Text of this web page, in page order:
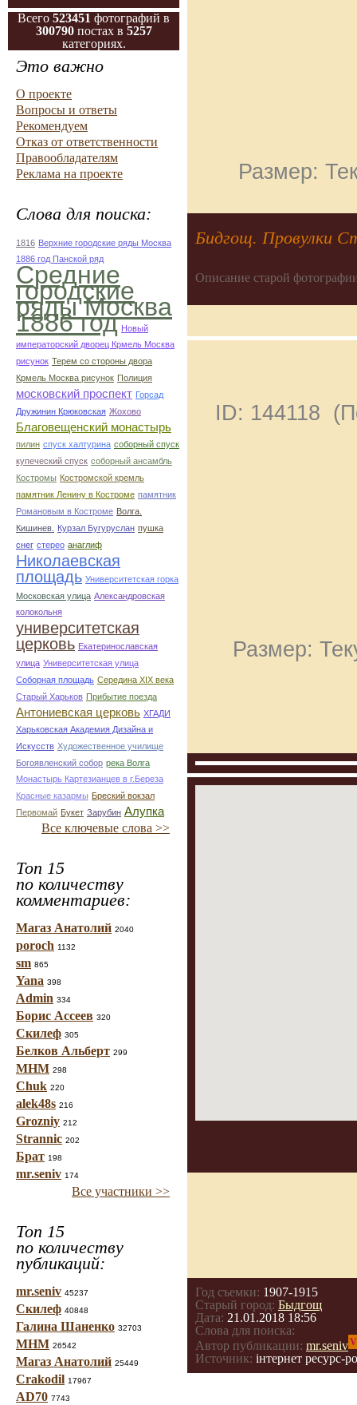
Всего 523451 фотографий в
300790постах в 5257
категориях.
Это важно
О проекте
Вопросы и ответы
Рекомендуем
Отказ от ответственности
Правообладателям
Реклама на проекте
Слова для поиска:
1816 Верхние городские ряды Москва
1886 год Панской ряд
Средние
городские
ряды Москва
1886 год Новый
императорский дворец Крмель Москва
рисунок Терем со стороны двора
Крмель Москва рисунок Полиция
московский проспект Горсад
Дружинин Крюковская Жохово
Благовещенский монастырь
пилин спуск халтурина соборный спуск
купеческий спуск соборный ансамбль
Костромы Костромской кремль
памятник Ленину в Костроме памятник
Романовым в Костроме Волга.
Кишинев.
Курзал Бугуруслан пушка
снег стерео анаглиф
Николаевская
площадь Университетская горка
Московская улица Александровская
колокольня
университетская
церковь Екатеринославская
улица Университетская улица
Соборная площадь Середина XIX века
Старый Харьков Прибытие поезда
Антониевская церковь ХГАДИ
Харьковская Академия Дизайна и
Искусств Художественное училище
Богоявленский собор река Волга
Монастырь Картезианцев в г.Береза
Красные казармы Бреский вокзал
Первомай Букет Зарубин Алупка
Все ключевые слова >>
Топ 15
по количеству
комментариев:
Магаз Анатолий 2040
poroch 1132
sm 865
Yana 398
Admin 334
Борис Ассеев 320
Скилеф 305
Белков Альберт 299
МНМ 298
Chuk 220
alek48s 216
Grozniy 212
Strannic 202
Брат 198
mr.seniv 174
Все участники >>
Топ 15
по количеству
публикаций:
mr.seniv 45237
Скилеф 40848
Галина Шаненко 32703
МНМ 26542
Магаз Анатолий 25449
Crakodil 17967
AD70 7743
Размер:
Бидгощ. Провулки
Описание старой
ID: 144118
Размер:
Год съемки: 1907-1915
Старый город: Быдгощ
Дата: 21.01.2018 18:56
Слова для поиска:
Автор публикации: mr.seniv
Источник: інтернет ресурс-